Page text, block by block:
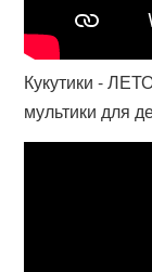
Кукутики -
мультики для